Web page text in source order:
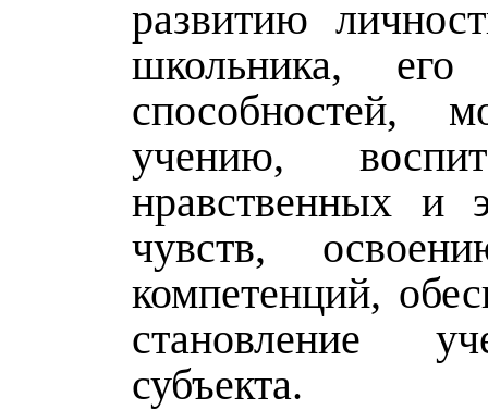
развитию
школьника, его
способностей,
учению,
нравственных и
чувств,
компетенций,
становление
субъекта.